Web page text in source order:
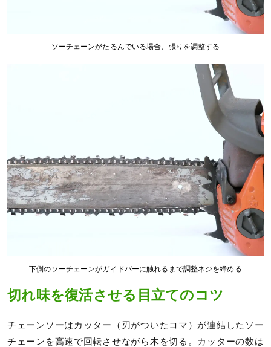
ソーチェーンがたるんでいる場合、張りを調整する
下側のソーチェーンがガイドバーに触れるまで調整ネジを締める
切れ味を復活させる目立てのコツ
チェーンソーはカッター（刃がついたコマ）が連結したソー
チェーンを高速で回転させながら木を切る。カッターの数は